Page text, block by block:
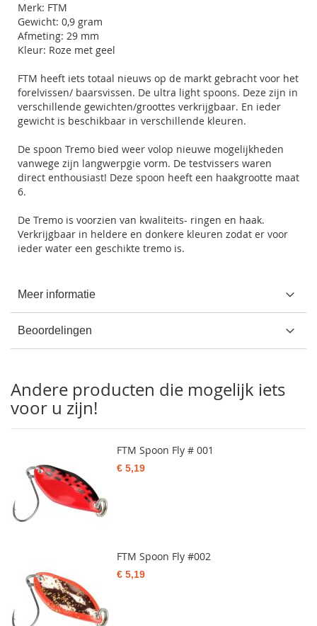
Merk: FTM
Gewicht: 0,9 gram
Afmeting: 29 mm
Kleur: Roze met geel
FTM heeft iets totaal nieuws op de markt gebracht voor het
forelvissen/ baarsvissen. De ultra light spoons. Deze zijn in
verschillende gewichten/groottes verkrijgbaar. En ieder
gewicht is beschikbaar in verschillende kleuren.
De spoon Tremo bied weer volop nieuwe mogelijkheden
vanwege zijn langwerpgie vorm. De testvissers waren
direct enthousiast! Deze spoon heeft een haakgrootte maat
6.
De Tremo is voorzien van kwaliteits- ringen en haak.
Verkrijgbaar in heldere en donkere kleuren zodat er voor
ieder water een geschikte tremo is.
Meer informatie
Beoordelingen
Andere producten die mogelijk iets
voor u zijn!
FTM Spoon Fly # 001
€ 5,19
FTM Spoon Fly #002
€ 5,19